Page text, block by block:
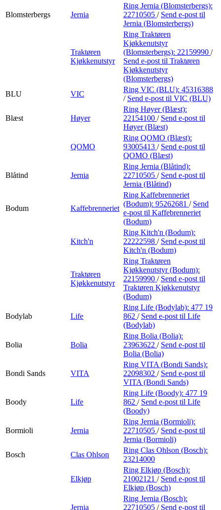
Blomsterbergs Jernia
Ring Jernia (Blomsterbergs):
22710505 / Send e-post til
Jernia (Blomsterbergs)
Traktøren
Kjøkkenutstyr
Ring Traktøren
Kjøkkenutstyr
(Blomsterbergs): 22159990 /
Send e-post til Traktøren
Kjøkkenutstyr
(Blomsterbergs)
BLU
VIC
Ring VIC (BLU): 45316388
/ Send e-post til VIC (BLU)
Blæst Høyer
Ring Høyer (Blæst):
22154100 / Send e-post til
Høyer (Blæst)
QOMO
Ring QOMO (Blæst):
93005413 / Send e-post til
QOMO (Blæst)
Blåtind Jernia
Ring Jernia (Blåtind):
22710505 / Send e-post til
Jernia (Blåtind)
Bodum Kaffebrenneriet
Ring Kaffebrenneriet
(Bodum): 95262681 / Send
e-post til Kaffebrenneriet
(Bodum)
Kitch'n
Ring Kitch'n (Bodum):
22222598 / Send e-post til
Kitch'n (Bodum)
Traktøren
Kjøkkenutstyr
Ring Traktøren
Kjøkkenutstyr (Bodum):
22159990 / Send e-post til
Traktøren Kjøkkenutstyr
(Bodum)
Bodylab Life
Ring Life (Bodylab): 477 19
862 / Send e-post til Life
(Bodylab)
Bolia Bolia
Ring Bolia (Bolia):
23963622 / Send e-post til
Bolia (Bolia)
Bondi Sands VITA
Ring VITA (Bondi Sands):
22098302 / Send e-post til
VITA (Bondi Sands)
Boody Life
Ring Life (Boody): 477 19
862 / Send e-post til Life
(Boody)
Bormioli Jernia
Ring Jernia (Bormioli):
22710505 / Send e-post til
Jernia (Bormioli)
Bosch
Clas Ohlson
Ring Clas Ohlson (Bosch):
23214000
Elkjøp
Ring Elkjøp (Bosch):
21002121 / Send e-post til
Elkjøp (Bosch)
Jernia
Ring Jernia (Bosch):
22710505 / Send e-post til